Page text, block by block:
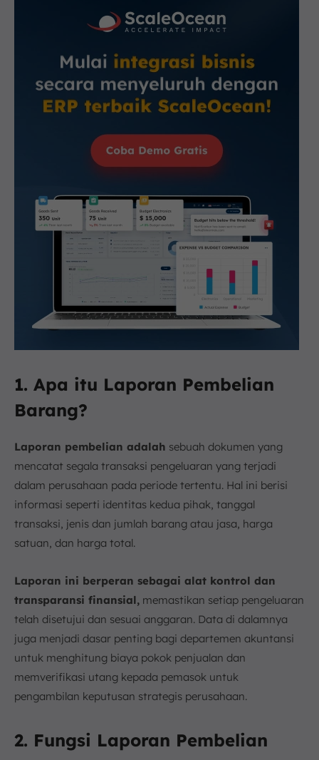
1. Apa itu Laporan Pembelian
Barang?
Laporan pembelian adalah sebuah dokumen yang
mencatat segala transaksi pengeluaran yang terjadi
dalam perusahaan pada periode tertentu. Hal ini berisi
informasi seperti identitas kedua pihak, tanggal
transaksi, jenis dan jumlah barang atau jasa, harga
satuan, dan harga total.
Laporan ini berperan sebagai alat kontrol dan
transparansi finansial, memastikan setiap pengeluaran
telah disetujui dan sesuai anggaran. Data di dalamnya
juga menjadi dasar penting bagi departemen akuntansi
untuk menghitung biaya pokok penjualan dan
memverifikasi utang kepada pemasok untuk
pengambilan keputusan strategis perusahaan.
2. Fungsi Laporan Pembelian